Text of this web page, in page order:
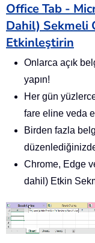
Office Tab -
Dahil) Sekmeli
Etkinleştirin
Onlarca açık
yapın!
Her gün
fare eline veda
Birden fazla
Chrome, Edge
dahil) Etkin